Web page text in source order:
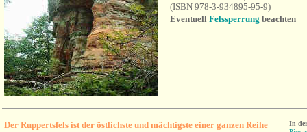
(ISBN 978-3-934895-95-9)
Eventuell Felssperrung beachten
Der Ruppertsfels ist der östlichste und mächtigste einer ganzen Reihe
In